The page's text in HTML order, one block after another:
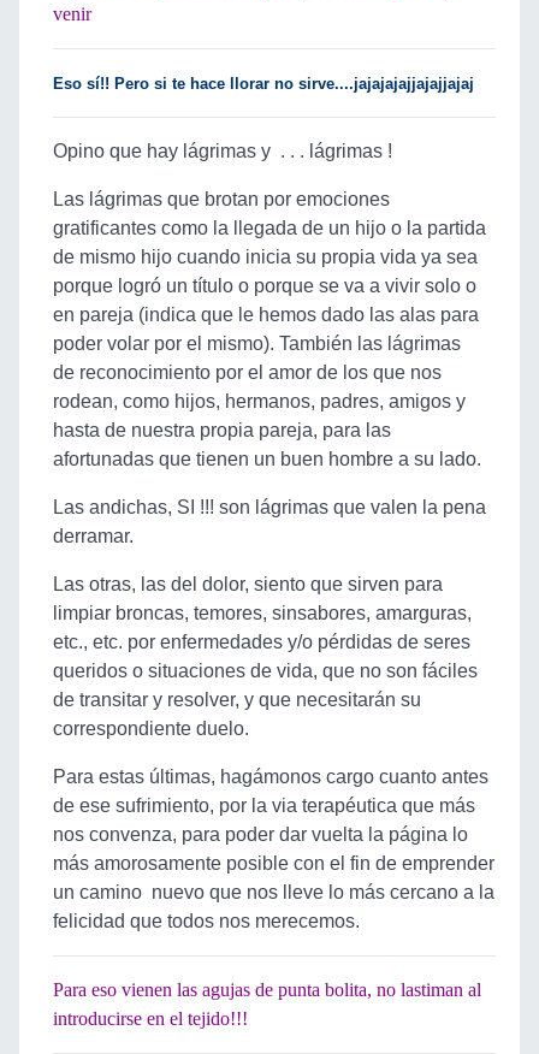
venir
Eso sí!! Pero si te hace llorar no sirve....jajajajajjajajjajaj
Opino que hay lágrimas y . . . lágrimas !
Las lágrimas que brotan por emociones
gratificantes como la llegada de un hijo o la partida
de mismo hijo cuando inicia su propia vida ya sea
porque logró un título o porque se va a vivir solo o
en pareja (indica que le hemos dado las alas para
poder volar por el mismo). También las lágrimas
de reconocimiento por el amor de los que nos
rodean, como hijos, hermanos, padres, amigos y
hasta de nuestra propia pareja, para las
afortunadas que tienen un buen hombre a su lado.
Las andichas, SI !!! son lágrimas que valen la pena
derramar.
Las otras, las del dolor, siento que sirven para
limpiar broncas, temores, sinsabores, amarguras,
etc., etc. por enfermedades y/o pérdidas de seres
queridos o situaciones de vida, que no son fáciles
de transitar y resolver, y que necesitarán su
correspondiente duelo.
Para estas últimas, hagámonos cargo cuanto antes
de ese sufrimiento, por la via terapéutica que más
nos convenza, para poder dar vuelta la página lo
más amorosamente posible con el fin de emprender
un camino nuevo que nos lleve lo más cercano a la
felicidad que todos nos merecemos.
Para eso vienen las agujas de punta bolita, no lastiman al
introducirse en el tejido!!!